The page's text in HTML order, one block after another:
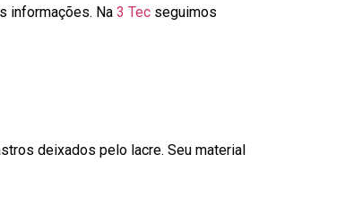
informações. Na 3 Tec seguimos
deixados pelo lacre. Seu material